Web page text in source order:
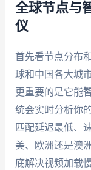
全球节点与
仪
首先看节点分布
球和中国各大城
更重要的是它能
统会实时分析你
匹配延迟最低、
美、欧洲还是澳
底解决视频加载